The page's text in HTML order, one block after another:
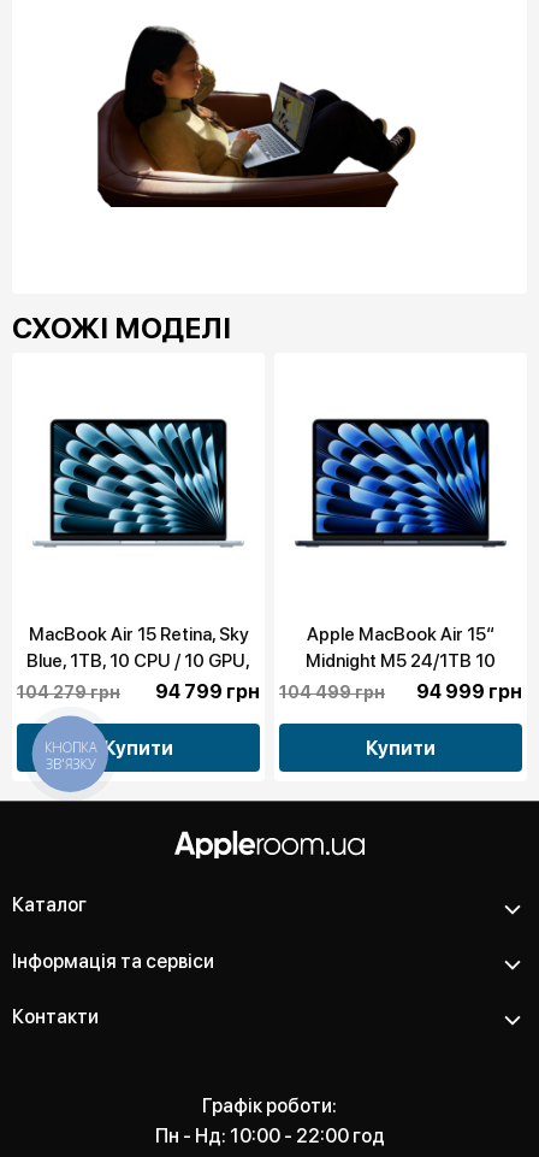
СХОЖІ МОДЕЛІ
MacBook Air 15 Retina, Sky
Blue, 1TB, 10 CPU / 10 GPU,
24GB RAM with Apple M5
104 279 грн 94 799 грн
Купити
Apple MacBook Air 15“
Midnight M5 24/1TB 10
CPU/10 GPU 2026 (MDVN4)
104 499 грн 94 999 грн
Купити
Каталог
Інформація та сервіси
Контакти
Графік роботи:
Пн - Нд: 10:00 - 22:00 год
КНОПКА
ЗВ'ЯЗКУ